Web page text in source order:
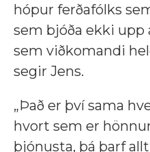
hópur ferðafólks
sem bjóða ekki upp
sem viðkomandi
segir Jens.
„Það er því sama
hvort sem er
þjónusta, þá þarf